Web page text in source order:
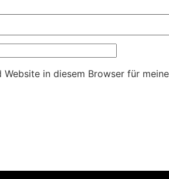
Website in diesem Browser für